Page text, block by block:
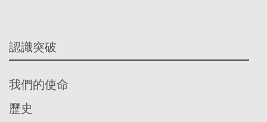
認識突破
我們的使命
歷史